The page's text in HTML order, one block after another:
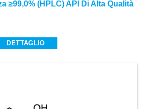
≥99,0% (HPLC) API Di Alta Qualità
DETTAGLIO